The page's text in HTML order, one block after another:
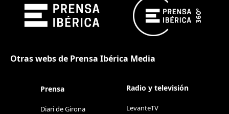
Otras webs de Prensa Ibérica Media
Prensa
Diari de Girona
Radio y televisión
LevanteTV